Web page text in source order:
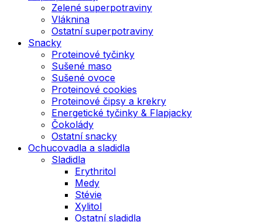
Zelené superpotraviny
Vláknina
Ostatní superpotraviny
Snacky
Proteinové tyčinky
Sušené maso
Sušené ovoce
Proteinové cookies
Proteinové čipsy a krekry
Energetické tyčinky & Flapjacky
Čokolády
Ostatní snacky
Ochucovadla a sladidla
Sladidla
Erythritol
Medy
Stévie
Xylitol
Ostatní sladidla